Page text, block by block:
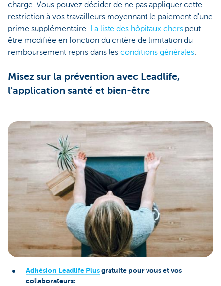
charge. Vous pouvez décider de ne pas appliquer cette
restriction à vos travailleurs moyennant le paiement d'une
prime supplémentaire. La liste des hôpitaux chers peut
être modifiée en fonction du critère de limitation du
remboursement repris dans les conditions générales.
Misez sur la prévention avec Leadlife,
l'application santé et bien-être
Adhésion Leadlife Plusgratuite pour vous et vos
collaborateurs: